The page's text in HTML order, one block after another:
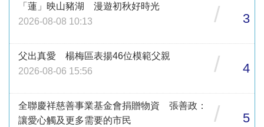
「蓮」映山豬湖 漫遊初秋好時光
2026-08-08 10:13
/ 3
父出真愛 楊梅區表揚46位模範父親
2026-08-06 15:56
/ 4
全聯慶祥慈善事業基金會捐贈物資 張善政：
讓愛心觸及更多需要的市民
/ 5